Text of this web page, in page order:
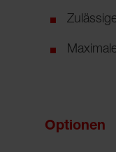
Optionen